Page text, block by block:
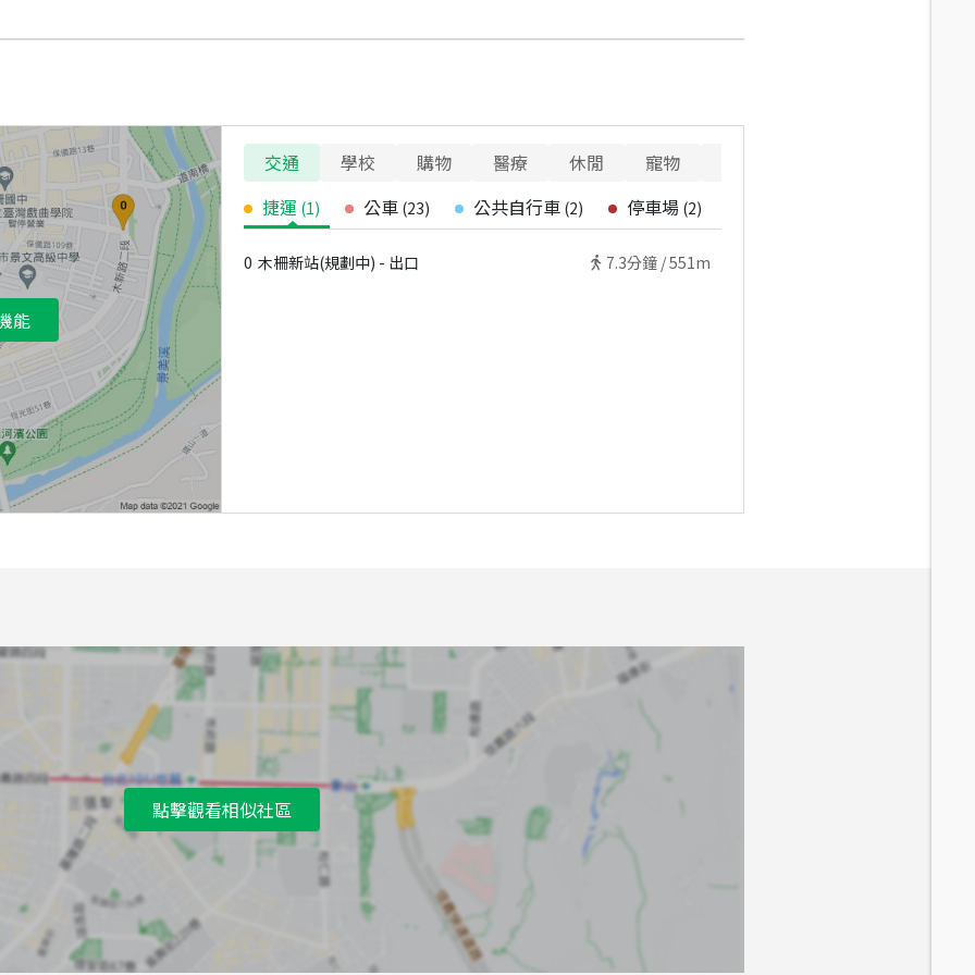
能
交通 學校 購物 醫療 休閒 寵物
捷運 (1) 公車 (23) 公共自行車 (2) 停車場 (2)
0 木柵新站(規劃中) - 出口 7.3分鐘 /551m
點擊觀看相似社區